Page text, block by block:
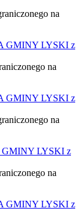
na
GMINY LYSKI z
na
GMINY LYSKI z
na
GMINY LYSKI z
na
GMINY LYSKI z